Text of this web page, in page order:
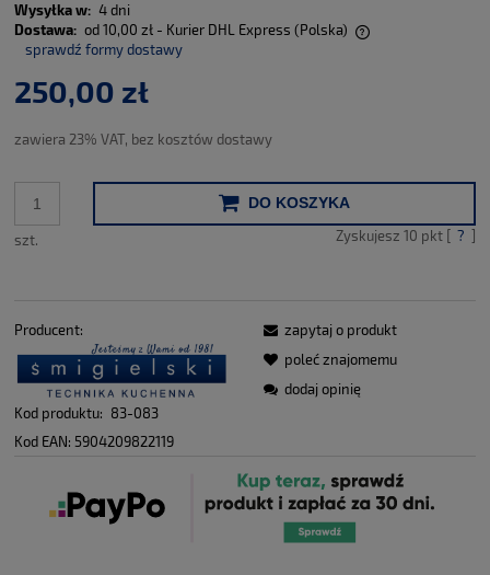
Wysyłka w: 4 dni
Dostawa: od 10,00 zł - Kurier DHL Express (Polska)
Cena nie zawiera ewentualnych kosztów płatności
sprawdź formy dostawy
250,00 zł
zawiera 23% VAT, bez kosztów dostawy
szt.
DO KOSZYKA
Zyskujesz 10 pkt [ ? ]
Producent:
Kod produktu: 83-083
Kod EAN: 5904209822119
zapytaj o produkt
poleć znajomemu
dodaj opinię